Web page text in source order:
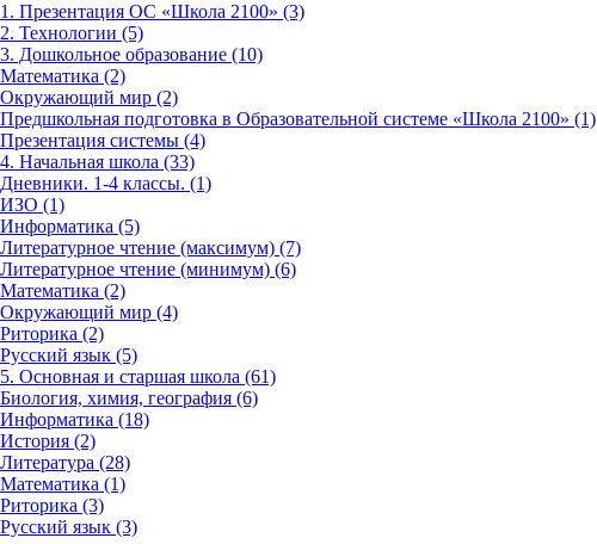
1. Презентация ОС «Школа 2100» (3)
2. Технологии (5)
3. Дошкольное образование (10)
Математика (2)
Окружающий мир (2)
Предшкольная подготовка в Образовательной системе «Школа 2100» (1)
Презентация системы (4)
4. Начальная школа (33)
Дневники. 1-4 классы. (1)
ИЗО (1)
Информатика (5)
Литературное чтение (максимум) (7)
Литературное чтение (минимум) (6)
Математика (2)
Окружающий мир (4)
Риторика (2)
Русский язык (5)
5. Основная и старшая школа (61)
Биология, химия, география (6)
Информатика (18)
История (2)
Литература (28)
Математика (1)
Риторика (3)
Русский язык (3)